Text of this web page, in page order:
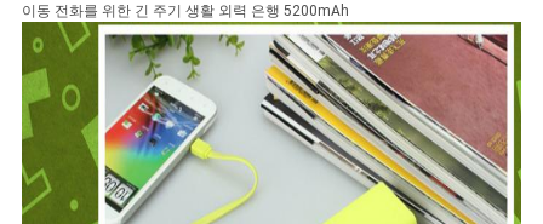
조
회
를
요
이동 전화를 위한 긴 주기 생활 외력 은행 5200mAh